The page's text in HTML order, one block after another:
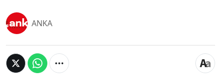
ANKA